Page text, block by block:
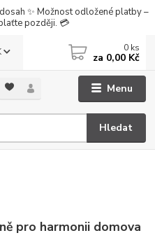
✨ Možnost odložené platby –
později. 💳
Menu
Hledat
0 ks
za 0,00 Kč
pro harmonii domova